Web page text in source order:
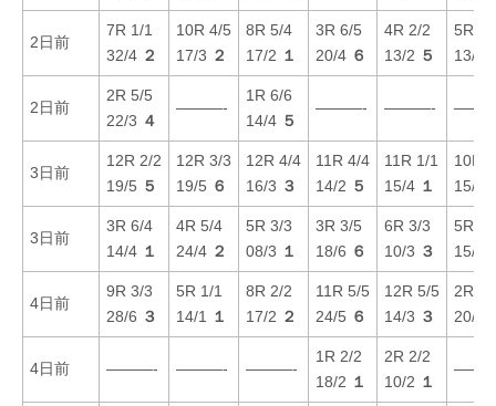
2日前
7R 1/1
32/4 ２
10R 4/5
17/3 ２
8R 5/4
17/2 １
3R 6/5
20/4 ６
4R 2/2
13/2 ５
5R 4/
13/5
2日前
2R 5/5
22/3 ４
———-
1R 6/6
14/4 ５
———- ———-
3日前
12R 2/2
19/5 ５
12R 3/3
19/5 ６
12R 4/4
16/3 ３
11R 4/4
14/2 ５
11R 1/1
15/4 １
10R
15/6
3日前
3R 6/4
14/4 １
4R 5/4
24/4 ２
5R 3/3
08/3 １
3R 3/5
18/6 ６
6R 3/3
10/3 ３
5R 2/
15/6
4日前
9R 3/3
28/6 ３
5R 1/1
14/1
１
8R 2/2
17/2 ２
11R 5/5
24/5 ６
12R 5/5
14/3 ３
2R 1/
20/6
4日前 ———- ———- ———-
1R 2/2
18/2 １
2R 2/2
10/2 １